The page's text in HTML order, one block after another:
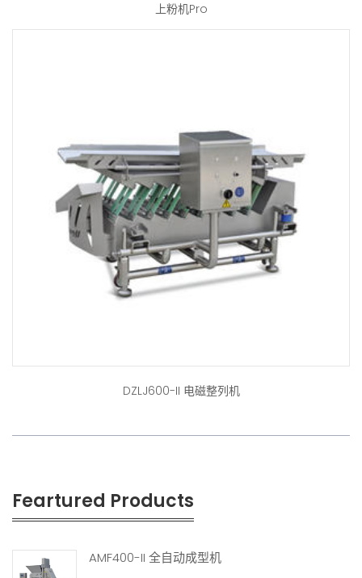
上粉机Pro
DZLJ600-II 电磁整列机
Feartured Products
AMF400-II 全自动成型机